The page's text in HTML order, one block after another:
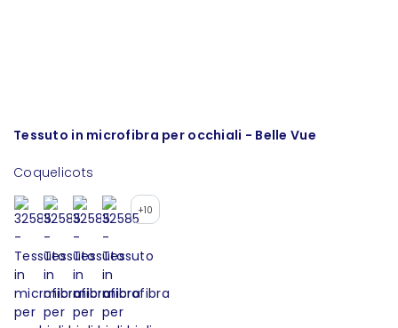
Tessuto in microfibra per occhiali - Belle Vue
Coquelicots
+10